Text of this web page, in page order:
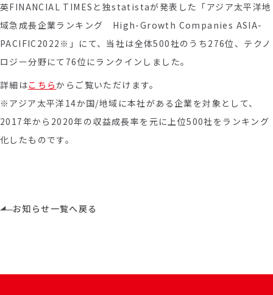
英FINANCIAL TIMESと独statistaが発表した「アジア太平洋地
域急成長企業ランキング High-Growth Companies ASIA-
PACIFIC2022※」にて、当社は全体500社のうち276位、テクノ
ロジー分野にて76位にランクインしました。
詳細はこちらからご覧いただけます。
※アジア太平洋 14か国/地域に本社がある企業を対象として、
2017年から 2020年の収益成長率を元に上位500社をランキング
化したものです。
お知らせ一覧へ戻る